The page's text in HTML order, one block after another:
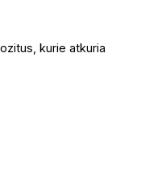
kurie atkuria